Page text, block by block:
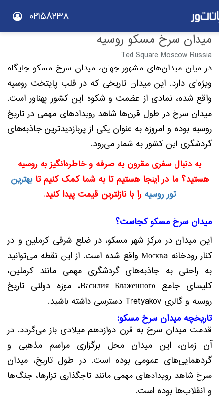
02158238
میدان سرخ مسکو روسیه
Ted Square Moscow Russia
در میان میدان‌های مشهور جهان، میدان سرخ مسکو جایگاه
ویژه‌ای دارد. این میدان تاریخی که در قلب پایتخت روسیه
واقع شده، نمادی از عظمت و شکوه این کشور پهناور است.
میدان سرخ در طول قرن‌ها شاهد رویدادهای مهمی در تاریخ
روسیه بوده و امروزه به عنوان یکی از پربازدیدترین جاذبه‌های
گردشگری این کشور به شمار می‌رود.
به دنبال سفری مقرون به صرفه و خاطره‌انگیز به روسیه
هستید؟ ما در اینجا هستیم تا به شما کمک کنیم تابهترین
تور روسیه را با نازلترین قیمت پیدا کنید.
میدان سرخ مسکو کجاست؟
این میدان در مرکز شهر مسکو، در ضلع شرقی کرملین و در
کنار رودخانه Москвa واقع شده است. از این نقطه می‌توانید
به راحتی به جاذبه‌های گردشگری مهمی مانند کرملین،
کلیسای جامع Василия Блаженного، موزه دولتی تاریخ
روسیه و گالری Tretyakov دسترسی داشته باشید.
تاریخچه میدان سرخ مسکو:
قدمت میدان سرخ به قرن دوازدهم میلادی باز می‌گردد. در
آن زمان، این میدان محل برگزاری مراسم مذهبی و
گردهمایی‌های عمومی بوده است. در طول تاریخ، میدان
سرخ شاهد رویدادهای مهمی مانند تاجگذاری تزارها، جنگ‌ها
و انقلاب‌ها بوده است.